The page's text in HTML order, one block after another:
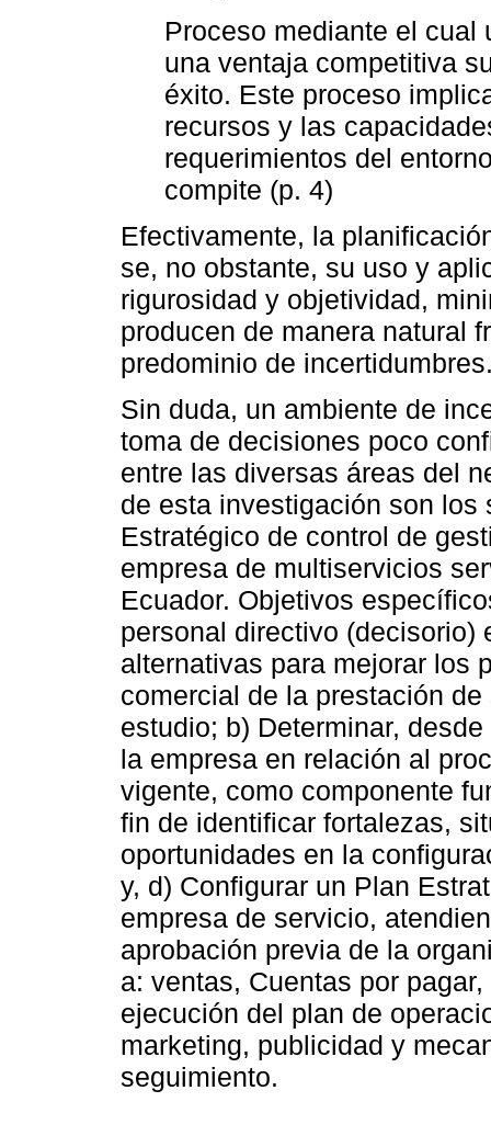
Proceso mediante el cual
una ventaja competitiva
éxito. Este proceso
recursos y las
requerimientos del
compite (p. 4)
Efectivamente, la
se, no obstante, su uso y
rigurosidad y objetividad,
producen de manera natural
predominio de
Sin duda, un ambiente de
toma de decisiones poco
entre las diversas áreas del
de esta investigación son los
Estratégico de control de
empresa de multiservicios
Ecuador. Objetivos
personal directivo (decisorio)
alternativas para mejorar los
comercial de la prestación
estudio; b) Determinar,
la empresa en relación al
vigente, como componente
fin de identificar fortalezas,
oportunidades en la
y, d) Configurar un Plan
empresa de servicio,
aprobación previa de la
a: ventas, Cuentas por
ejecución del plan de
marketing, publicidad y
seguimiento.